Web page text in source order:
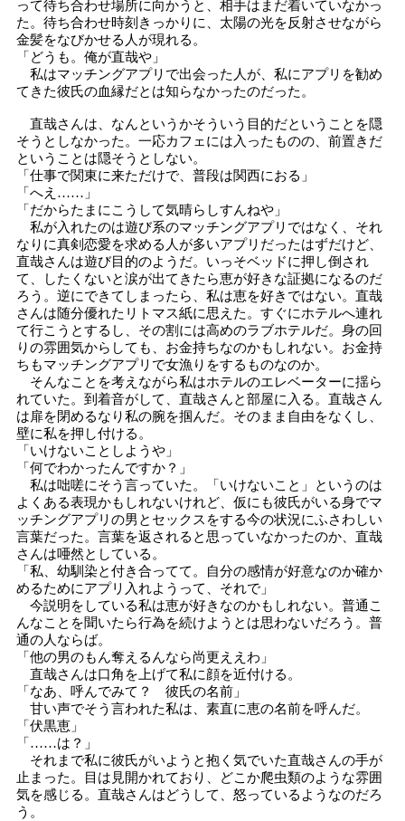
って待ち合わせ場所に向かうと、相手はまだ着いていなかっ
た。待ち合わせ時刻きっかりに、太陽の光を反射させながら
金髪をなびかせる人が現れる。
「どうも。俺が直哉や」
私はマッチングアプリで出会った人が、私にアプリを勧め
てきた彼氏の血縁だとは知らなかったのだった。
直哉さんは、なんというかそういう目的だということを隠
そうとしなかった。一応カフェには入ったものの、前置きだ
ということは隠そうとしない。
「仕事で関東に来ただけで、普段は関西におる」
「へえ……」
「だからたまにこうして気晴らしすんねや」
私が入れたのは遊び系のマッチングアプリではなく、それ
なりに真剣恋愛を求める人が多いアプリだったはずだけど、
直哉さんは遊び目的のようだ。いっそベッドに押し倒され
て、したくないと涙が出てきたら恵が好きな証拠になるのだ
ろう。逆にできてしまったら、私は恵を好きではない。直哉
さんは随分優れたリトマス紙に思えた。すぐにホテルへ連れ
て行こうとするし、その割には高めのラブホテルだ。身の回
りの雰囲気からしても、お金持ちなのかもしれない。お金持
ちもマッチングアプリで女漁りをするものなのか。
そんなことを考えながら私はホテルのエレベーターに揺ら
れていた。到着音がして、直哉さんと部屋に入る。直哉さん
は扉を閉めるなり私の腕を掴んだ。そのまま自由をなくし、
壁に私を押し付ける。
「いけないことしようや」
「何でわかったんですか？」
私は咄嗟にそう言っていた。「いけないこと」というのは
よくある表現かもしれないけれど、仮にも彼氏がいる身でマ
ッチングアプリの男とセックスをする今の状況にふさわしい
言葉だった。言葉を返されると思っていなかったのか、直哉
さんは唖然としている。
「私、幼馴染と付き合ってて。自分の感情が好意なのか確か
めるためにアプリ入れようって、それで」
今説明をしている私は恵が好きなのかもしれない。普通こ
んなことを聞いたら行為を続けようとは思わないだろう。普
通の人ならば。
「他の男のもん奪えるんなら尚更ええわ」
直哉さんは口角を上げて私に顔を近付ける。
「なあ、呼んでみて？ 彼氏の名前」
甘い声でそう言われた私は、素直に恵の名前を呼んだ。
「伏黒恵」
「……は？」
それまで私に彼氏がいようと抱く気でいた直哉さんの手が
止まった。目は見開かれており、どこか爬虫類のような雰囲
気を感じる。直哉さんはどうして、怒っているようなのだろ
う。